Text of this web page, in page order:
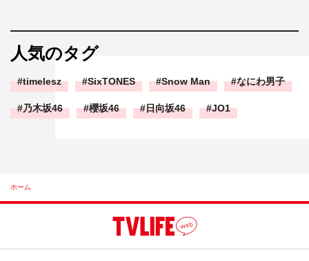
人気のタグ
timelesz SixTONES Snow Man なにわ男子
乃木坂46 櫻坂46 日向坂46 JO1
ホーム